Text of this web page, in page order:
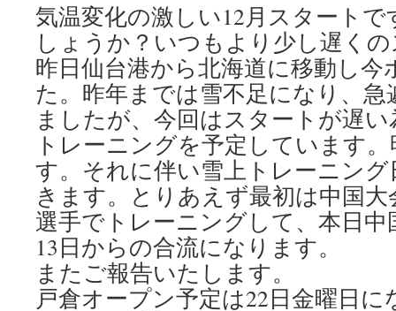
ッ
プ
気温変化の激しい12月スタート
しょうか？いつもより少し遅く
昨日仙台港から北海道に移動し
た。昨年までは雪不足になり、
ましたが、今回はスタートが遅
トレーニングを予定しています
す。それに伴い雪上トレーニン
きます。とりあえず最初は中国
選手でトレーニングして、本日
13日からの合流になります。
またご報告いたします。
戸倉オープン予定は22日金曜日に